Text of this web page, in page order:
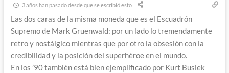
3 años han pasado desde que se escribió esto
Las dos caras de la misma moneda que es el Escuadrón
Supremo de Mark Gruenwald: por un lado lo tremendamente
retro y nostálgico mientras que por otro la obsesión con la
credibilidad y la posición del superhéroe en el mundo.
En los ’90 también está bien ejemplificado por Kurt Busiek